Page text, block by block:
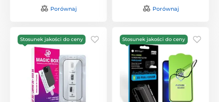
Porównaj Porównaj
Stosunek jakości do ceny Stosunek jakości do ceny